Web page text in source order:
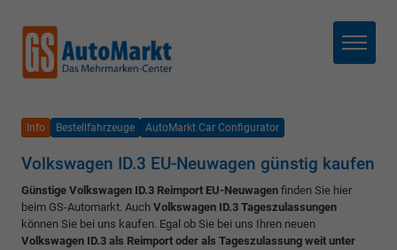
Menü
Info Bestellfahrzeuge AutoMarkt Car Configurator
Volkswagen ID.3 EU-Neuwagen günstig kaufen
Günstige Volkswagen ID.3 Reimport EU-Neuwagen finden Sie hier
beim GS-Automarkt. Auch Volkswagen ID.3 Tageszulassungen
können Sie bei uns kaufen. Egal ob Sie bei uns Ihren neuen
Volkswagen ID.3 als Reimport oder als Tageszulassung weit unter